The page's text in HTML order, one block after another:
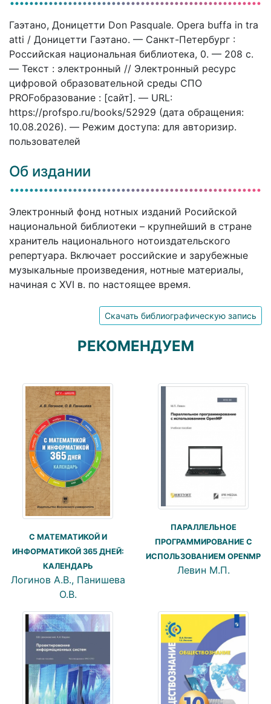
Гаэтано, Доницетти Don Pasquale. Opera buffa in tra
atti / Доницетти Гаэтано. — Санкт-Петербург :
Российская национальная библиотека, 0. — 208 c.
— Текст : электронный // Электронный ресурс
цифровой образовательной среды СПО
PROFобразование : [сайт]. — URL:
https://profspo.ru/books/52929 (дата обращения:
10.08.2026). — Режим доступа: для авторизир.
пользователей
Об издании
Электронный фонд нотных изданий Росийской
национальной библиотеки – крупнейший в стране
хранитель национального нотоиздательского
репертуара. Включает российские и зарубежные
музыкальные произведения, нотные материалы,
начиная с XVI в. по настоящее время.
Скачать библиографическую запись
РЕКОМЕНДУЕМ
С МАТЕМАТИКОЙ И
ИНФОРМАТИКОЙ 365 ДНЕЙ:
КАЛЕНДАРЬ
Логинов А.В., Панишева
О.В.
ПАРАЛЛЕЛЬНОЕ
ПРОГРАММИРОВАНИЕ С
ИСПОЛЬЗОВАНИЕМ OPENMP
Левин М.П.